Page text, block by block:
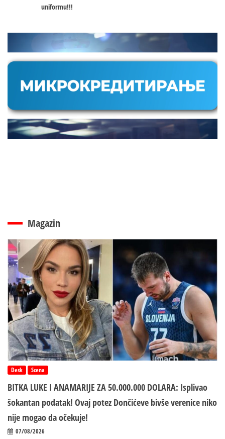
uniformu!!!
Magazin
Desk Scena
BITKA LUKE I ANAMARIJE ZA 50.000.000 DOLARA: Isplivao
šokantan podatak! Ovaj potez Dončićeve bivše verenice niko
nije mogao da očekuje!
07/08/2026